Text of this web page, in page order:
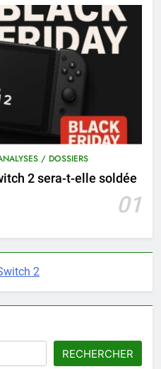
/ DOSSIERS
2 sera-t-elle soldée
01
2
RECHERCHER